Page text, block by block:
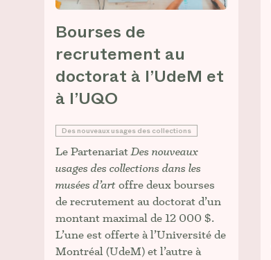
Bourses de
recrutement au
doctorat à l’UdeM et
à l’UQO
Des nouveaux usages des collections
Le PartenariatDes nouveaux
usages des collections dans les
musées d’art offre deux bourses
de recrutement au doctorat d’un
montant maximal de 12 000 $.
L’une est offerte à l’Université de
Montréal (UdeM) et l’autre à